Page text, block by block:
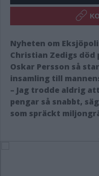
Nyheten om
Christian Zedigs död
Oskar Persson så
insamling till
– Jag trodde aldrig
pengar så snabbt,
som spräckt